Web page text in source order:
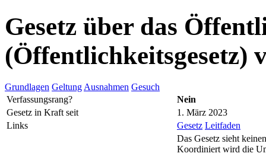
Gesetz über das
(Öffentlichkeitsgesetz)
Grundlagen Geltung Ausnahmen Gesuch
Verfassungsrang?
Nein
Gesetz in Kraft seit
1. März 2023
Links
Gesetz Leitfaden
Das Gesetz sieht
Koordiniert wird die